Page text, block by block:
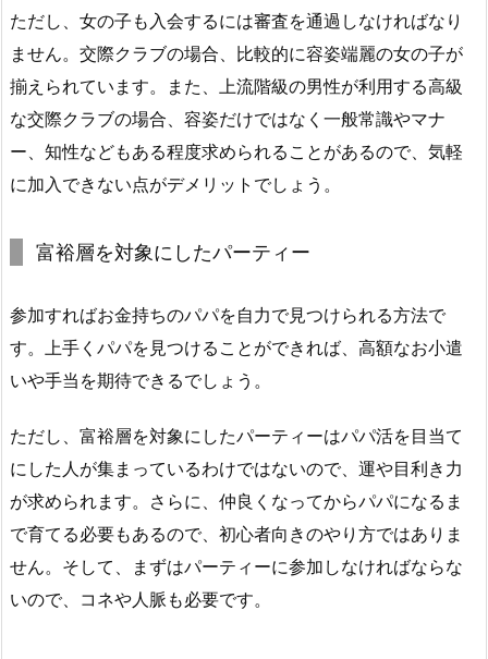
ただし、女の子も入会するには審査を通過しなければなり
ません。交際クラブの場合、比較的に容姿端麗の女の子が
揃えられています。また、上流階級の男性が利用する高級
な交際クラブの場合、容姿だけではなく一般常識やマナ
ー、知性などもある程度求められることがあるので、気軽
に加入できない点がデメリットでしょう。
富裕層を対象にしたパーティー
参加すればお金持ちのパパを自力で見つけられる方法で
す。上手くパパを見つけることができれば、高額なお小遣
いや手当を期待できるでしょう。
ただし、富裕層を対象にしたパーティーはパパ活を目当て
にした人が集まっているわけではないので、運や目利き力
が求められます。さらに、仲良くなってからパパになるま
で育てる必要もあるので、初心者向きのやり方ではありま
せん。そして、まずはパーティーに参加しなければならな
いので、コネや人脈も必要です。